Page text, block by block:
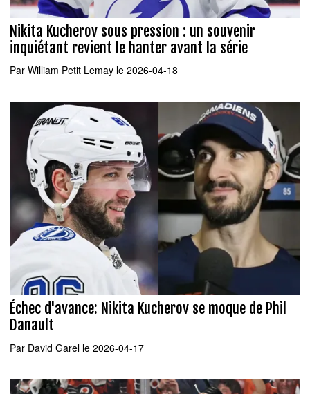
Nikita Kucherov sous pression : un souvenir
inquiétant revient le hanter avant la série
Par William Petit Lemay le 2026-04-18
Échec d'avance: Nikita Kucherov se moque de Phil
Danault
Par David Garel le 2026-04-17